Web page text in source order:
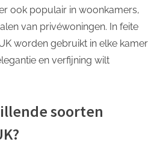
ook populair in woonkamers,
van privéwoningen. In feite
worden gebruikt in elke kamer
en verfijning wilt
soorten